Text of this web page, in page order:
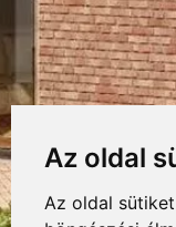
Az oldal
Az oldal
KIEGÉSZÍTŐK
strukturált
is kiváló.
/ RAKLAP
/ RAKLAP